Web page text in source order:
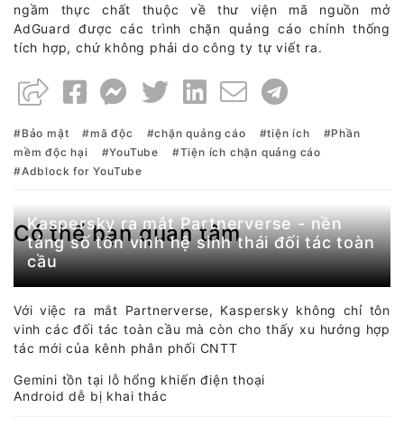
ngầm thực chất thuộc về thư viện mã nguồn mở
AdGuard được các trình chặn quảng cáo chính thống
tích hợp, chứ không phải do công ty tự viết ra.
Bảo mật mã độc chặn quảng cáo tiện ích
Phần
mềm độc hại
YouTube
Tiện ích chặn quảng cáo
Adblock for YouTube
Có thể bạn quan tâm
Kaspersky ra mắt Partnerverse - nền
tảng số tôn vinh hệ sinh thái đối tác toàn
cầu
Với việc ra mắt Partnerverse, Kaspersky không chỉ tôn
vinh các đối tác toàn cầu mà còn cho thấy xu hướng hợp
tác mới của kênh phân phối CNTT
Gemini tồn tại lỗ hổng khiến điện thoại
Android dễ bị khai thác